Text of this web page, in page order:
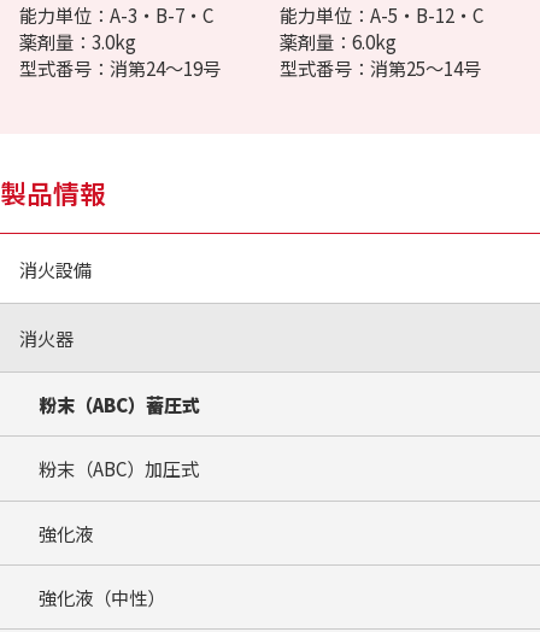
能力単位：A-3・B-7・C
薬剤量：3.0kg
型式番号：消第24～19号
能力単位：A-5・B-12・C
薬剤量：6.0kg
型式番号：消第25～14号
製品情報
消火設備
消火器
粉末（ABC）蓄圧式
粉末（ABC）加圧式
強化液
強化液（中性）